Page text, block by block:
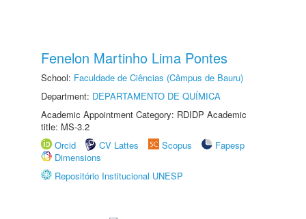
Fenelon Martinho Lima Pontes
School: Faculdade de Ciências (Câmpus de Bauru)
Department: DEPARTAMENTO DE QUÍMICA
Academic Appointment Category: RDIDP Academic
title: MS-3.2
Orcid
CV Lattes Scopus
Fapesp
Dimensions
Repositório Institucional UNESP